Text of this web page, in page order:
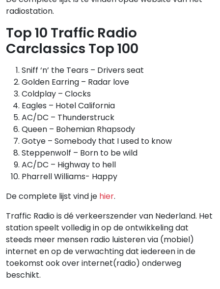
radiostation.
Top 10 Traffic Radio
Carclassics Top 100
Sniff ‘n’ the Tears – Drivers seat
Golden Earring – Radar love
Coldplay – Clocks
Eagles – Hotel California
AC/DC – Thunderstruck
Queen – Bohemian Rhapsody
Gotye – Somebody that I used to know
Steppenwolf – Born to be wild
AC/DC – Highway to hell
Pharrell Williams- Happy
De complete lijst vind je hier.
Traffic Radio is dé verkeerszender van Nederland. Het
station speelt volledig in op de ontwikkeling dat
steeds meer mensen radio luisteren via (mobiel)
internet en op de verwachting dat iedereen in de
toekomst ook over internet(radio) onderweg
beschikt.